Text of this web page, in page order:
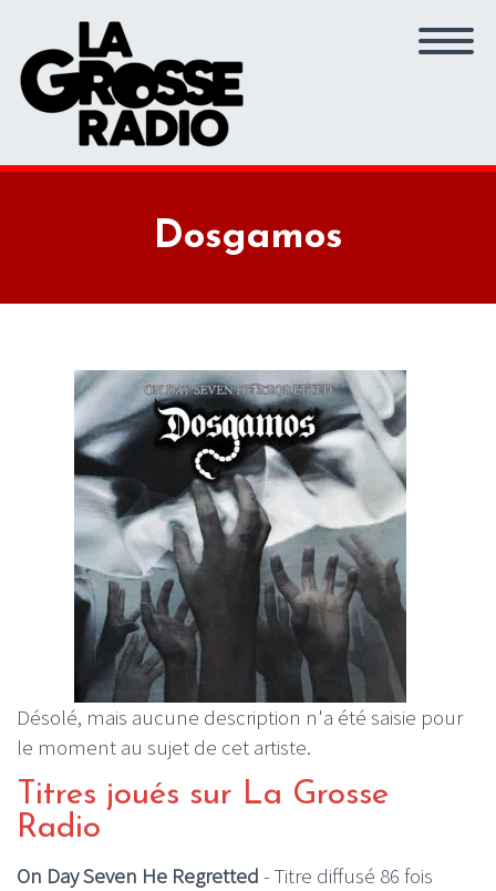
Dosgamos
Désolé, mais aucune description n'a été saisie pour
le moment au sujet de cet artiste.
Titres joués sur La Grosse
Radio
On Day Seven He Regretted - Titre diffusé 86 fois